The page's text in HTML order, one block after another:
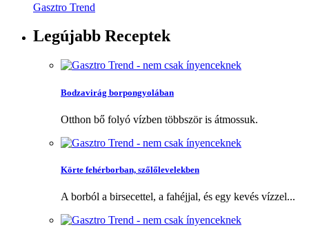
Gasztro Trend
Legújabb Receptek
Bodzavirág borpongyolában
Otthon bő folyó vízben többször is átmossuk.
Körte fehérborban, szőlőlevelekben
A borból a birsecettel, a fahéjjal, és egy kevés vízzel...